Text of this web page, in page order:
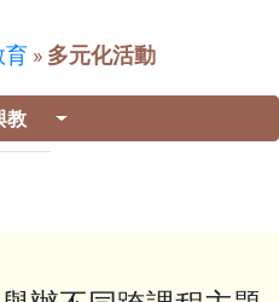
育 » 多元化活動
教